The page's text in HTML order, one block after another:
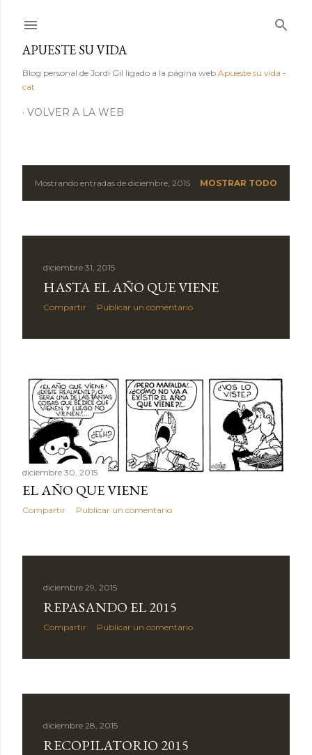
APUESTE SU VIDA
Blog personal de Jordi Gil ligado a la página web Apueste su vida -
cat
VOLVER A LA WEB
E
d
s
Mostrando entradas de diciembre, 2015 MOSTRAR TODO
diciembre 31, 2015
HASTA EL AÑO QUE VIENE
Compartir Publicar un comentario
diciembre 30, 2015
EL AÑO QUE VIENE
Compartir Publicar un comentario
diciembre 29, 2015
REPASANDO EL 2015
Compartir Publicar un comentario
diciembre 28, 2015
RECOPILATORIO 2015